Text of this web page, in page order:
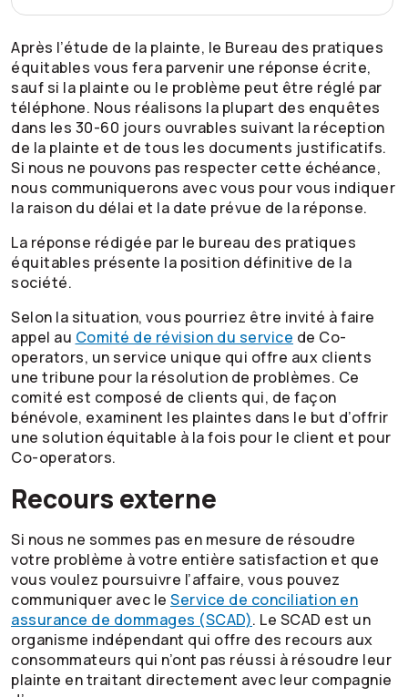
Après l’étude de la plainte, le Bureau des pratiques
équitables vous fera parvenir une réponse écrite,
sauf si la plainte ou le problème peut être réglé par
téléphone. Nous réalisons la plupart des enquêtes
dans les 30-60 jours ouvrables suivant la réception
de la plainte et de tous les documents justificatifs.
Si nous ne pouvons pas respecter cette échéance,
nous communiquerons avec vous pour vous indiquer
la raison du délai et la date prévue de la réponse.
La réponse rédigée par le bureau des pratiques
équitables présente la position définitive de la
société.
Selon la situation, vous pourriez être invité à faire
appel au Comité de révision du service de Co-
operators, un service unique qui offre aux clients
une tribune pour la résolution de problèmes. Ce
comité est composé de clients qui, de façon
bénévole, examinent les plaintes dans le but d’offrir
une solution équitable à la fois pour le client et pour
Co-operators.
Recours externe
Si nous ne sommes pas en mesure de résoudre
votre problème à votre entière satisfaction et que
vous voulez poursuivre l’affaire, vous pouvez
communiquer avec le Service de conciliation en
assurance de dommages (SCAD). Le SCAD est un
organisme indépendant qui offre des recours aux
consommateurs qui n’ont pas réussi à résoudre leur
plainte en traitant directement avec leur compagnie